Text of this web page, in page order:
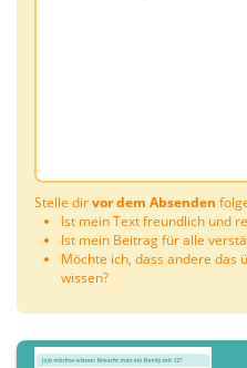
Stelle dirvor dem Absenden
Ist mein Text freundlich und
Ist mein Beitrag für alle
Möchte ich, dass andere das
wissen?